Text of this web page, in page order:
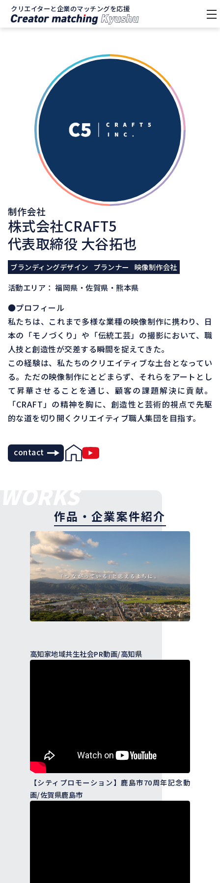
クリエイターと企業のマッチングを応援
制作会社
株式会社CRAFT5
代表取締役 大谷拓也
ブランディングデザイン プランナー 映像制作会社
活動エリア： 福岡県・佐賀県・熊本県
●プロフィール
私たちは、これまで多様な業種の映像制作に携わり、日
本の「モノづくり」や「伝統工芸」の撮影において、職
人技と創造性が交差する瞬間を捉えてきた。
この経験は、私たちのクリエイティブな土台となってい
る。ただの映像制作にとどまらず、それらをアートとし
て昇華させることを通じ、顧客の課題解決に貢献。
「CRAFT」の精神を胸に、創造性と芸術的視点で先駆
的な道を切り開くクリエイティブ職人集団を目指す。
contact
作品・企業案件紹介
高知家地域共生社会PR動画/高知県
【シティプロモーション】鹿島市70周年記念動
画/佐賀県鹿島市